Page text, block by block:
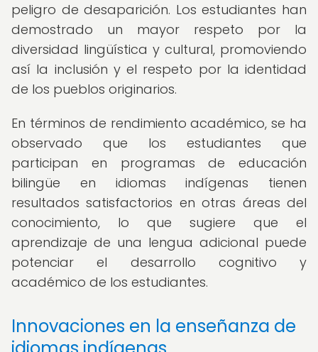
peligro de desaparición. Los estudiantes han
demostrado un mayor respeto por la
diversidad lingüística y cultural, promoviendo
así la inclusión y el respeto por la identidad
de los pueblos originarios.
En términos de rendimiento académico, se ha
observado que los estudiantes que
participan en programas de educación
bilingüe en idiomas indígenas tienen
resultados satisfactorios en otras áreas del
conocimiento, lo que sugiere que el
aprendizaje de una lengua adicional puede
potenciar el desarrollo cognitivo y
académico de los estudiantes.
Innovaciones en la enseñanza de